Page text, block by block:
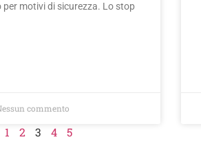
per motivi di sicurezza. Lo stop
commento
1 2 3 4 5